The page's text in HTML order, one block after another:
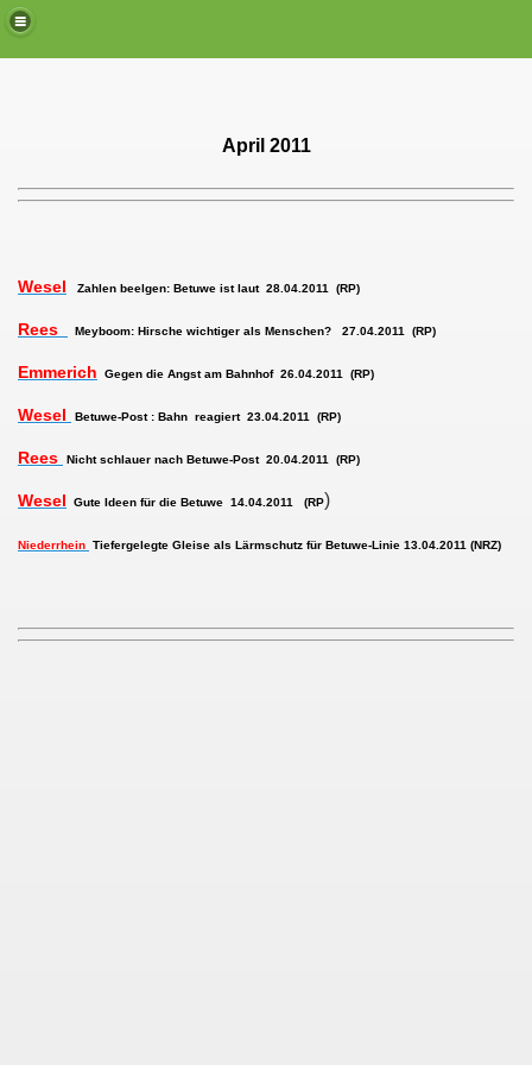
April 2011
Wesel Zahlen beelgen: Betuwe ist laut 28.04.2011 (RP)
Rees Meyboom: Hirsche wichtiger als Menschen? 27.04.2011 (RP)
Emmerich Gegen die Angst am Bahnhof 26.04.2011 (RP)
Wesel Betuwe-Post : Bahn reagiert 23.04.2011 (RP)
Rees Nicht schlauer nach Betuwe-Post 20.04.2011 (RP)
Wesel Gute Ideen für die Betuwe 14.04.2011 (RP)
Niederrhein Tiefergelegte Gleise als Lärmschutz für Betuwe-Linie 13.04.2011 (NRZ)